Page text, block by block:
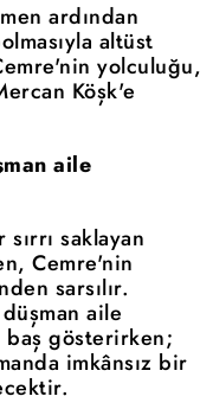
ardından
altüst
yolculuğu,
Köşk'e
aile
saklayan
Cemre'nin
sarsılır.
aile
baş gösterirken;
imkânsız bir